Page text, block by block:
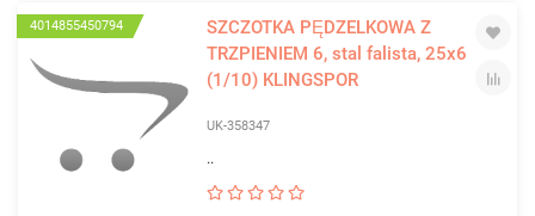
4014855450794
SZCZOTKA PĘDZELKOWA Z
TRZPIENIEM 6, stal falista, 25x6
(1/10) KLINGSPOR
UK-358347
..